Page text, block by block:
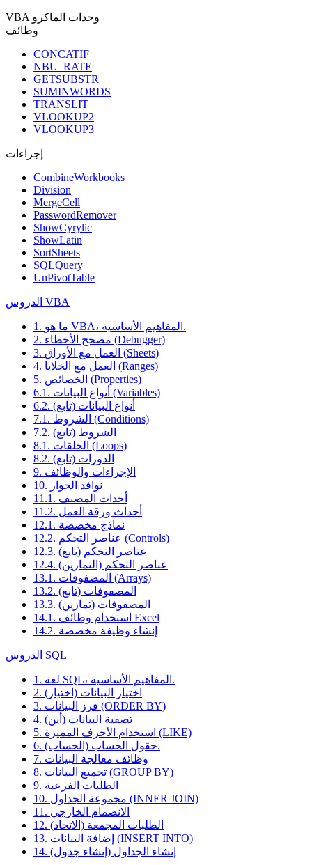
VBA وحدات الماكرو
وظائف
CONCATIF
NBU_RATE
GETSUBSTR
SUMINWORDS
TRANSLIT
VLOOKUP2
VLOOKUP3
إجراءات
CombineWorkbooks
Division
MergeCell
PasswordRemover
ShowCyrylic
ShowLatin
SortSheets
SQLQuery
UnPivotTable
الدروس VBA
1. ما هو VBA، المفاهيم الأساسية.
2. مصحح الأخطاء (Debugger)
3. العمل مع الأوراق (Sheets)
4. العمل مع الخلايا (Ranges)
5. الخصائص (Properties)
6.1. أنواع البيانات (Variables)
6.2. أنواع البيانات (تابع)
7.1. الشروط (Conditions)
7.2. الشروط (تابع)
8.1. الحلقات (Loops)
8.2. الدورات (تابع)
9. الإجراءات والوظائف
10. نوافذ الحوار
11.1. أحداث المصنف
11.2. أحداث ورقة العمل
12.1. نماذج مخصصة
12.2. عناصر التحكم (Controls)
12.3. عناصر التحكم (تابع)
12.4. عناصر التحكم (التمارين)
13.1. المصفوفات (Arrays)
13.2. المصفوفات (تابع)
13.3. المصفوفات (تمارين)
14.1. استخدام وظائف Excel
14.2. إنشاء وظيفة مخصصة
الدروس SQL
1. لغة SQL، المفاهيم الأساسية.
2. اختيار البيانات (اختيار)
3. فرز البيانات (ORDER BY)
4. تصفية البيانات (أين)
5. استخدام الأحرف المميزة (LIKE)
6. حقول الحساب (الحساب).
7. وظائف معالجة البيانات
8. تجميع البيانات (GROUP BY)
9. الطلبات الفرعية
10. مجموعة الجداول (INNER JOIN)
11. الانضمام الخارجي
12. الطلبات المجمعة (الاتحاد)
13. إضافة البيانات (INSERT INTO)
14. إنشاء الجداول (إنشاء جدول)